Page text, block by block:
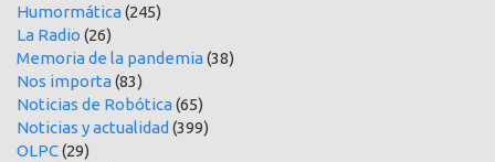
Humormática(245)
La Radio (26)
Memoria de la pandemia(38)
Nos importa(83)
Noticias de Robótica(65)
Noticias y actualidad (399)
OLPC(29)